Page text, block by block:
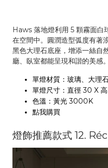
Haws 落地燈利用 5 顆霧面白
在空間中。圓潤造型弧度有著
黑色大理石底座，增添一絲自
廳、臥室都能呈現和諧的美感。
單燈材質：玻璃、大理
單燈尺寸：直徑 30 X
色溫：黃光 3000K
點我購買
燈飾推薦款式 12.